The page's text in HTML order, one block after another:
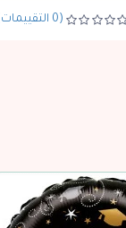
(0 التقييمات)